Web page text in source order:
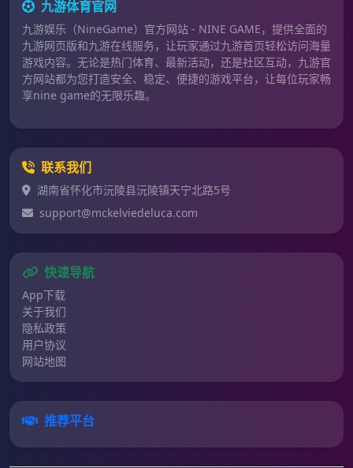
九游体育官网
九游娱乐（NineGame）官方网站 - NINE GAME，提供全面的
九游网页版和九游在线服务，让玩家通过九游首页轻松访问海量
游戏内容。无论是热门体育、最新活动，还是社区互动，九游官
方网站都为您打造安全、稳定、便捷的游戏平台，让每位玩家畅
享nine game的无限乐趣。
联系我们
湖南省怀化市沅陵县沅陵镇天宁北路5号
support@mckelviedeluca.com
快速导航
App下载
关于我们
隐私政策
用户协议
网站地图
推荐平台